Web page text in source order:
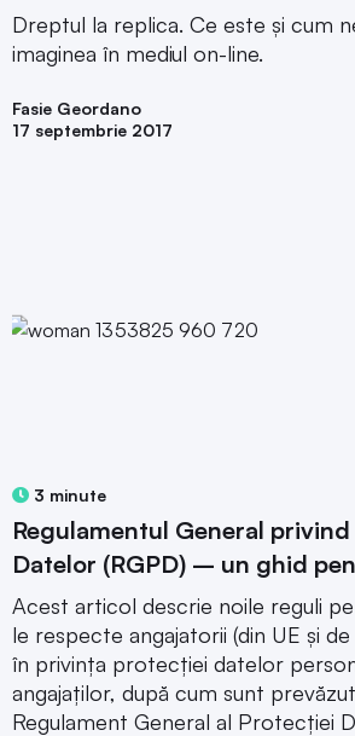
Dreptul la replica. Ce este și cum
imaginea în mediul on-line.
Fasie Geordano
17 septembrie 2017
3 minute
Regulamentul General
Datelor (RGPD) – un ghid
Acest articol descrie noile reguli
le respecte angajatorii (din UE și
în privința protecției datelor
angajaților, după cum sunt
Regulament General al Protecției